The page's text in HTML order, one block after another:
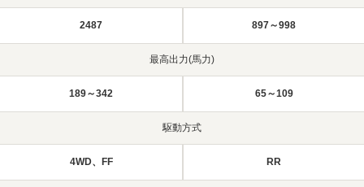
2487 897～998
最高出力(馬力)
189～342 65～109
駆動方式
4WD、FF RR